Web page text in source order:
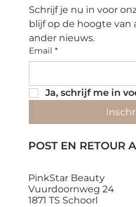
Schrijf je nu in voor
blijf op de hoogte van
ander nieuws.
Email *
Ja, schrijf me in
POST EN RETOUR
PinkStar Beauty
Vuurdoornweg 24
1871 TS Schoorl